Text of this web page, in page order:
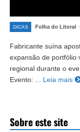
DICAS Folha do Litoral
Fabricante suína
expansão de portfólio
regional durante o
Evento: ... Leia mais
Sobre este site